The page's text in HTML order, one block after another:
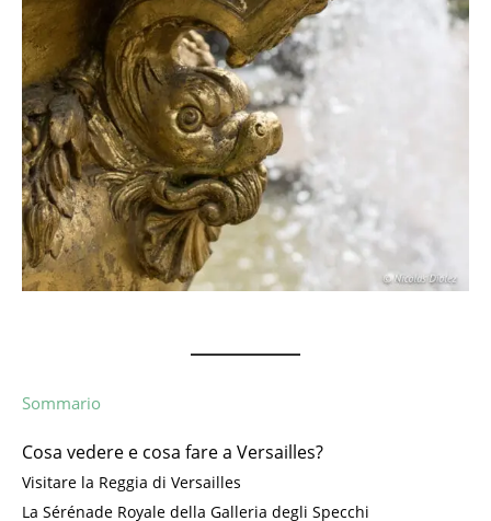
Sommario
Cosa vedere e cosa fare a Versailles?
Visitare la Reggia di Versailles
La Sérénade Royale della Galleria degli Specchi